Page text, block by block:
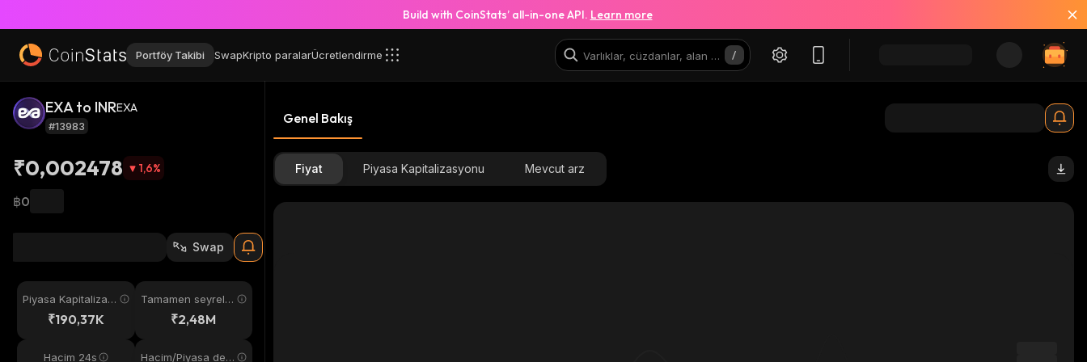
Build with CoinStats’ all-in-one API. Learn more
Portföy Takibi SwapKripto paralarÜcretlendirme
EXA to INREXA
#13983
₹0,002478 1,6%
฿0
Swap
Piyasa Kapitalizas
₹190,37K
Tamamen seyreltil
₹2,48M
Hacim 24s Hacim/Piyasa değ
Genel Bakış
Fiyat Piyasa Kapitalizasyonu Mevcut arz